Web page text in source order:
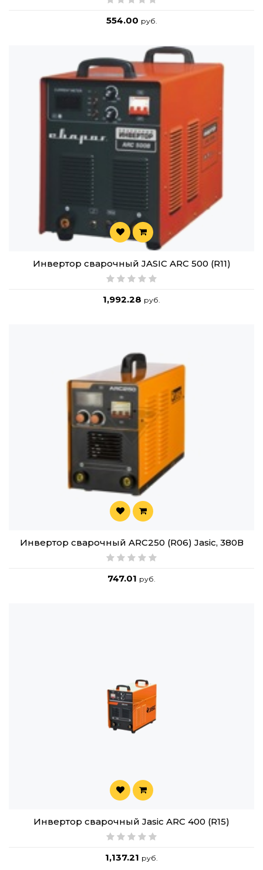
554.00 руб.
Инвертор сварочный JASIC ARC 500 (R11)
1,992.28 руб.
Инвертор сварочный ARC250 (R06) Jasic, 380В
747.01 руб.
Инвертор сварочный Jasic ARC 400 (R15)
1,137.21 руб.